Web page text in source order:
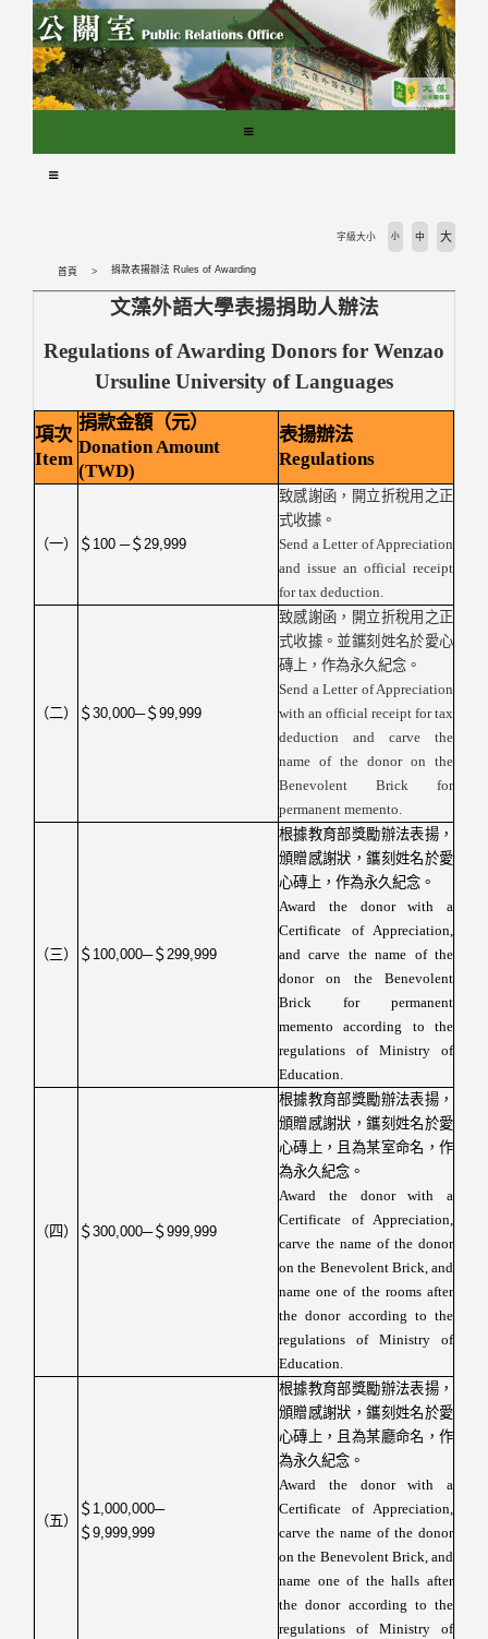
首頁 捐款表揚辦法 Rules of Awarding
字級大小 小 中 大
文藻外語大學表揚捐助人辦法
Regulations of Awarding Donors for Wenzao
Ursuline University ofLanguages
項次
Item
捐款金額（元）
Donation Amount
(TWD)
表揚辦法
Regulations
（一） ＄ 100 ─＄29,999
致感謝函，開立折稅用之正
式收據。
Send a Letter of Appreciation
and issue an official receipt
for tax deduction.
（二） ＄30,000─＄99,999
致感謝函，開立折稅用之正
式收據。並鑴刻姓名於愛心
磚上，作為永久紀念。
Send a Letter of Appreciation
with an official receipt for tax
deduction and carve the
name of the donor on the
Benevolent Brick for
permanent memento.
（三） ＄ 100,000─＄299,999
根據教育部獎勵辦法表揚，
頒贈感謝狀，鑴刻姓名於愛
心磚上，作為永久紀念。
Award the donor with a
Certificate of Appreciation,
and carve the name of the
donor on the Benevolent
Brick for permanent
memento according to the
regulations of Ministry of
Education.
（四） ＄300,000─＄999,999
根據教育部獎勵辦法表揚，
頒贈感謝狀，鑴刻姓名於愛
心磚上，且為某室命名，作
為永久紀念。
Award the donor with a
Certificate of Appreciation,
carve the name of the donor
on the Benevolent Brick, and
name one of the rooms after
the donor according to the
regulations of Ministry of
Education.
（五）
＄ 1,000,000─
＄9,999,999
根據教育部獎勵辦法表揚，
頒贈感謝狀，鑴刻姓名於愛
心磚上，且為某廳命名，作
為永久紀念。
Award the donor with a
Certificate of Appreciation,
carve the name of the donor
on the Benevolent Brick, and
name one of the halls after
the donor according to the
regulations of Ministry of